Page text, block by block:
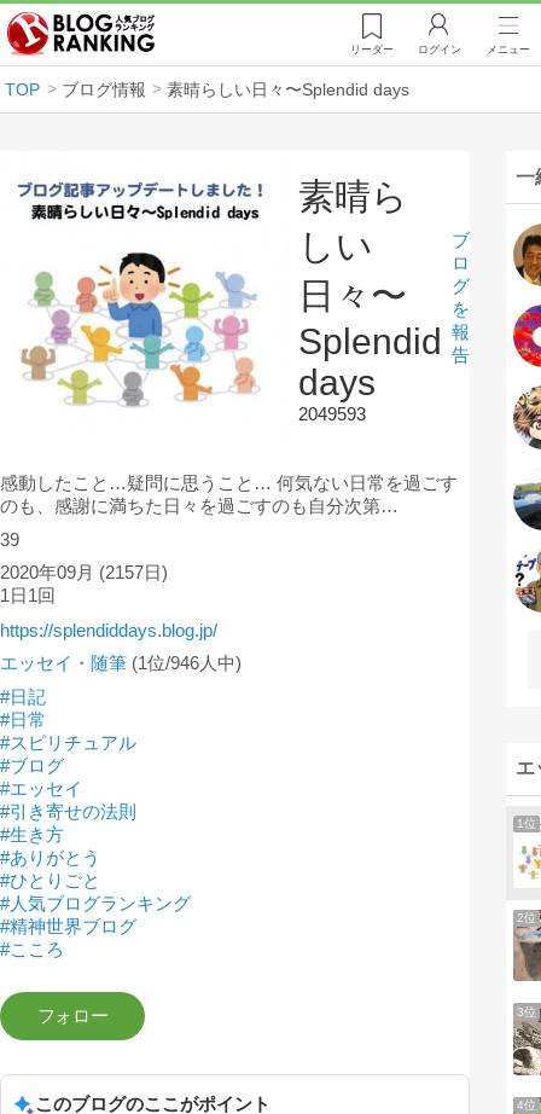
リーダー ログイン メニュー
TOP ブログ情報 素晴らしい日々〜Splendid days
素晴ら
しい
日々〜
Splendid
days
2049593
ブ
ロ
グ
を
報
告
感動したこと…疑問に思うこと… 何気ない日常を過ごす
のも、感謝に満ちた日々を過ごすのも自分次第…
39
2020年09月 (2157日)
1日1回
https://splendiddays.blog.jp/
エッセイ・随筆 (1位/946人中)
#日記
#日常
#スピリチュアル
#ブログ
#エッセイ
#引き寄せの法則
#生き方
#ありがとう
#ひとりごと
#人気ブログランキング
#精神世界ブログ
#こころ
このブログのここがポイント
一
エ
1位
2位
3位
4位